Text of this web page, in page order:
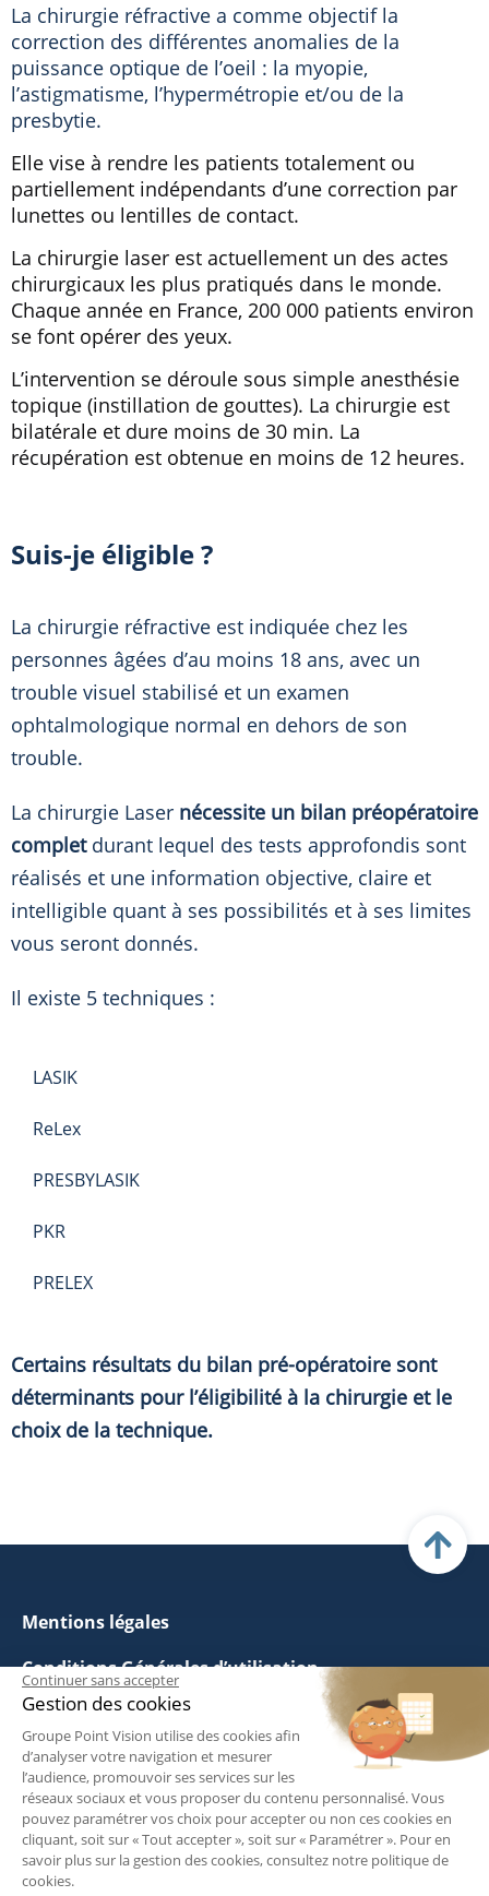
La chirurgie réfractive a comme objectif la
correction des différentes anomalies de la
puissance optique de l’oeil : la myopie,
l’astigmatisme, l’hypermétropie et/ou de la
presbytie.
Elle vise à rendre les patients totalement ou
partiellement indépendants d’une correction par
lunettes ou lentilles de contact.
La chirurgie laser est actuellement un des actes
chirurgicaux les plus pratiqués dans le monde.
Chaque année en France, 200 000 patients environ
se font opérer des yeux.
L’intervention se déroule sous simple anesthésie
topique (instillation de gouttes). La chirurgie est
bilatérale et dure moins de 30 min. La
récupération est obtenue en moins de 12 heures.
Suis-je éligible ?
La chirurgie réfractive est indiquée chez les
personnes âgées d’au moins 18 ans, avec un
trouble visuel stabilisé et un examen
ophtalmologique normal en dehors de son
trouble.
La chirurgie Laser nécessite un bilan préopératoire
completdurant lequel des tests approfondis sont
réalisés et une information objective, claire et
intelligible quant à ses possibilités et à ses limites
vous seront donnés.
Il existe 5 techniques :
LASIK
ReLex
PRESBYLASIK
PKR
PRELEX
Certains résultats du bilan pré-opératoire sont
déterminants pour l’éligibilité à la chirurgie et le
choix de la technique.
Mentions légales
Conditions Générales d’utilisation
Politique de Gestion des Cookies
Politique de Confidentialité
Questions fréquentes
Suivez-nous :
Continuer sans accepter
Gestion des cookies
Groupe Point Vision utilise des cookies afin
d’analyser votre navigation et mesurer
l’audience, promouvoir ses services sur les
réseaux sociaux et vous proposer du contenu personnalisé. Vous
pouvez paramétrer vos choix pour accepter ou non ces cookies en
cliquant, soit sur « Tout accepter », soit sur « Paramétrer ». Pour en
savoir plus sur la gestion des cookies, consultez notre politique de
cookies.